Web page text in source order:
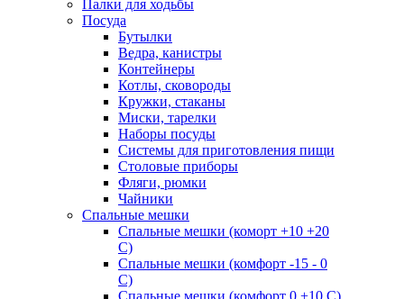
Палки для ходьбы
Посуда
Бутылки
Ведра, канистры
Контейнеры
Котлы, сковороды
Кружки, стаканы
Миски, тарелки
Наборы посуды
Системы для приготовления пищи
Столовые приборы
Фляги, рюмки
Чайники
Спальные мешки
Спальные мешки (коморт +10 +20
С)
Спальные мешки (комфорт -15 - 0
С)
Спальные мешки (комфорт 0 +10 С)